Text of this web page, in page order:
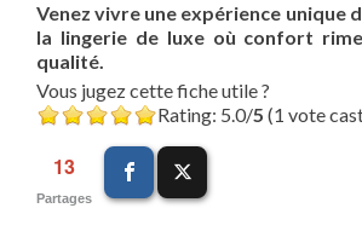
Venez vivre une expérience unique
la lingerie de luxe où confort
qualité.
Vous jugez cette fiche utile ?
Rating: 5.0/5 (1 vote
13
Partages